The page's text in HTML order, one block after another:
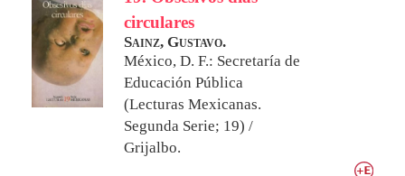
circulares
Sainz, Gustavo.
México, D. F.: Secretaría de
Educación Pública
(Lecturas Mexicanas.
Segunda Serie; 19) /
Grijalbo.